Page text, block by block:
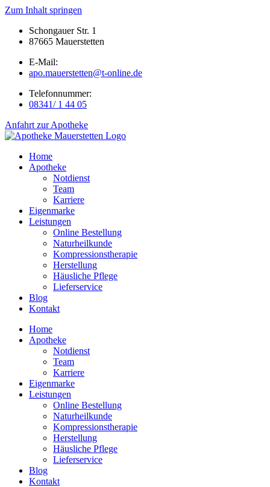
Zum Inhalt springen
Schongauer Str. 1
87665 Mauerstetten
E-Mail:
apo.mauerstetten@t-online.de
Telefonnummer:
08341/ 1 44 05
Anfahrt zur Apotheke
Home
Apotheke
Notdienst
Team
Karriere
Eigenmarke
Leistungen
Online Bestellung
Naturheilkunde
Kompressionstherapie
Herstellung
Häusliche Pflege
Lieferservice
Blog
Kontakt
Home
Apotheke
Notdienst
Team
Karriere
Eigenmarke
Leistungen
Online Bestellung
Naturheilkunde
Kompressionstherapie
Herstellung
Häusliche Pflege
Lieferservice
Blog
Kontakt